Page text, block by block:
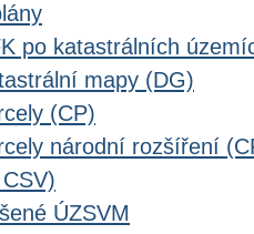
po katastrálních
mapy (DG)
(CP)
národní rozšíření
ÚZSVM